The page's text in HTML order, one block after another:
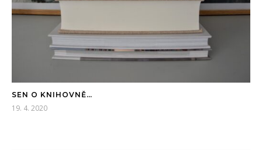
SEN O KNIHOVNĚ…
19. 4. 2020